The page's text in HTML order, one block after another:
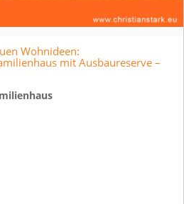
Wohnideen:
mit Ausbaureserve –